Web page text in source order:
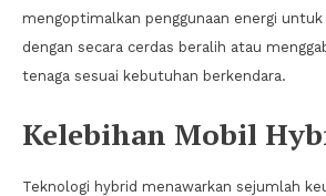
mengoptimalkan penggunaan energi
dengan secara cerdas beralih atau
tenaga sesuai kebutuhan berkendara.
Kelebihan Mobil
Teknologi hybrid menawarkan sejumlah